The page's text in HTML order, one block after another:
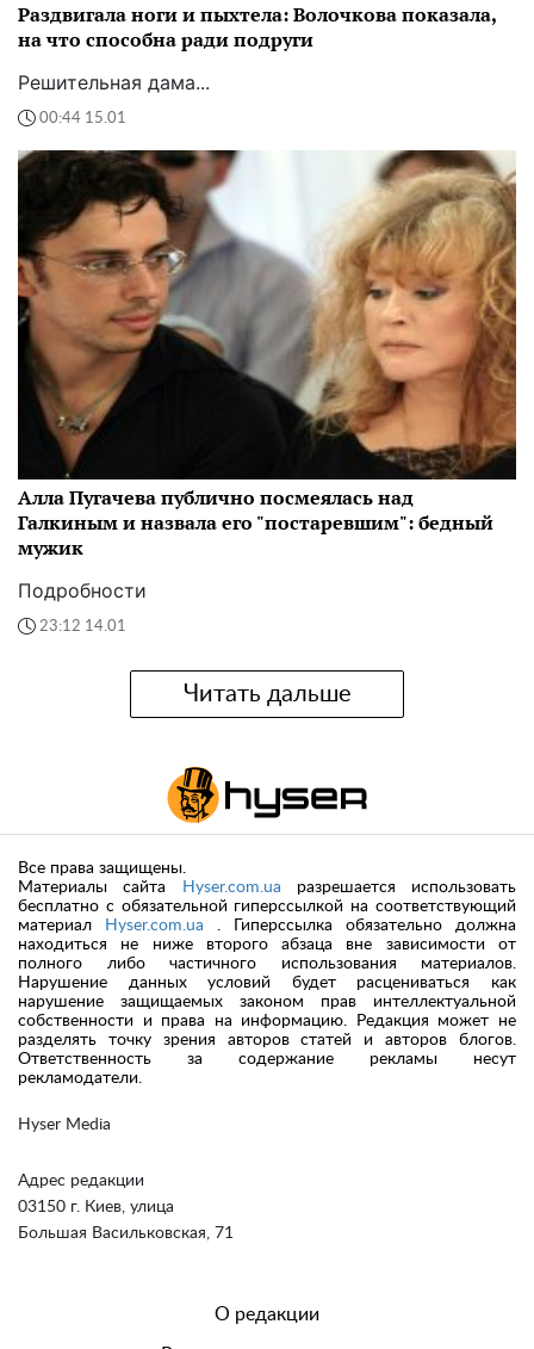
Раздвигала ноги и пыхтела: Волочкова показала,
на что способна ради подруги
Решительная дама...
00:44 15.01
Алла Пугачева публично посмеялась над
Галкиным и назвала его "постаревшим": бедный
мужик
Подробности
23:12 14.01
Читать дальше
Hyser Media
Адрес редакции
03150 г. Киев, улица
Большая Васильковская, 71
Все права защищены.
Материалы сайта
Hyser.com.ua разрешается использовать
бесплатно с обязательной гиперссылкой на соответствующий
материал
Hyser.com.ua . Гиперссылка обязательно должна
находиться не ниже второго абзаца вне зависимости от
полного либо частичного использования материалов.
Нарушение данных условий будет расцениваться как
нарушение защищаемых законом прав интеллектуальной
собственности и права на информацию. Редакция может не
разделять точку зрения авторов статей и авторов блогов.
Ответственность за содержание рекламы несут
рекламодатели.
О редакции